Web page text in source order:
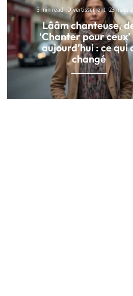
3 min read Divertissement 23 mars
Lââm chanteuse,
‘Chanter pour ceux’
aujourd’hui : ce qui
changé